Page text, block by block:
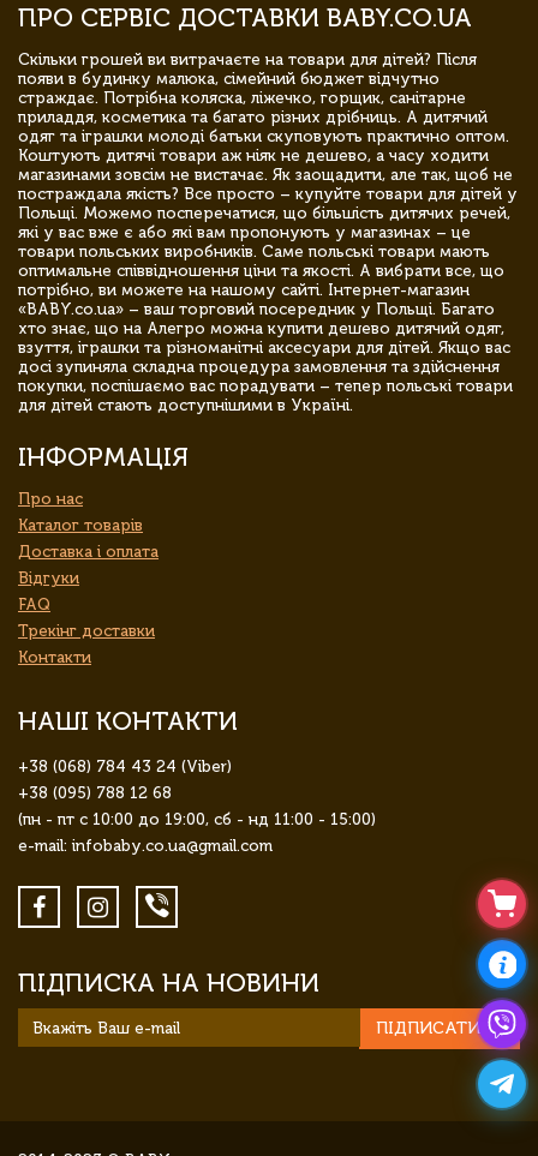
ПРО СЕРВІС ДОСТАВКИ BABY.CO.UA
Скільки грошей ви витрачаєте на товари для дітей? Після
появи в будинку малюка, сімейний бюджет відчутно
страждає. Потрібна коляска, ліжечко, горщик, санітарне
приладдя, косметика та багато різних дрібниць. А дитячий
одяг та іграшки молоді батьки скуповують практично оптом.
Коштують дитячі товари аж ніяк не дешево, а часу ходити
магазинами зовсім не вистачає. Як заощадити, але так, щоб не
постраждала якість? Все просто – купуйте товари для дітей у
Польщі. Можемо посперечатися, що більшість дитячих речей,
які у вас вже є або які вам пропонують у магазинах – це
товари польських виробників. Саме польські товари мають
оптимальне співвідношення ціни та якості. А вибрати все, що
потрібно, ви можете на нашому сайті. Інтернет-магазин
«BABY.co.ua» – ваш торговий посередник у Польщі. Багато
хто знає, що на Алегро можна купити дешево дитячий одяг,
взуття, іграшки та різноманітні аксесуари для дітей. Якщо вас
досі зупиняла складна процедура замовлення та здійснення
покупки, поспішаємо вас порадувати – тепер польські товари
для дітей стають доступнішими в Україні.
ІНФОРМАЦІЯ
Про нас
Каталог товарів
Доставка і оплата
Відгуки
FAQ
Трекінг доставки
Контакти
НАШІ КОНТАКТИ
+38 (068) 784 43 24 (Viber)
+38 (095) 788 12 68
(пн - пт с 10:00 до 19:00, сб - нд 11:00 - 15:00)
e-mail: infobaby.co.ua@gmail.com
ПІДПИСКА НА НОВИНИ
ПІДПИСАТИСЯ